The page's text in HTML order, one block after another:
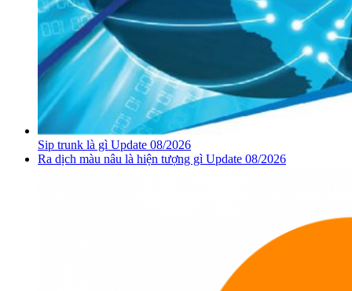
Sip trunk là gì Update 08/2026
Ra dịch màu nâu là hiện tượng gì Update 08/2026